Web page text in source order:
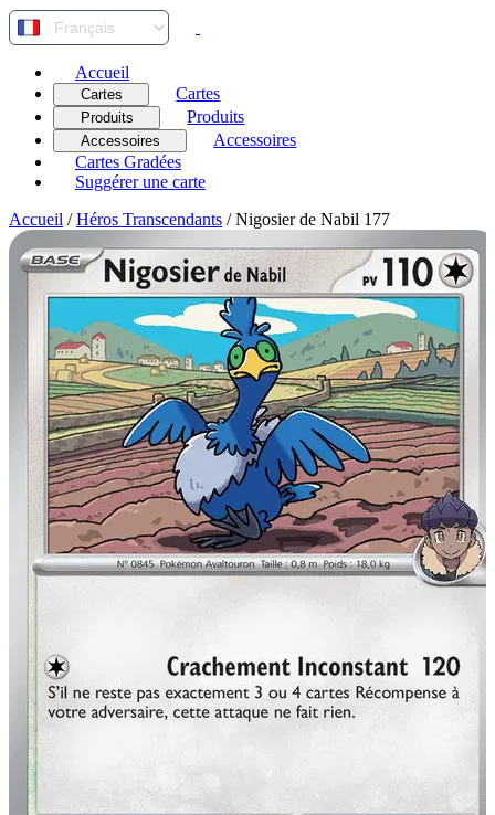
Accueil
Cartes Cartes
Produits Produits
Accessoires
Accessoires
Cartes Gradées
Suggérer une carte
Accueil / Héros Transcendants / Nigosier de Nabil 177